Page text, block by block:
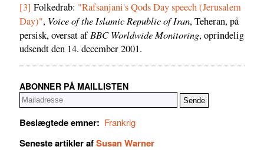
[3] Folkedrab: "Rafsanjani's Qods Day speech (Jerusalem
Day)", Voice of the Islamic Republic of Iran, Teheran, på
persisk, oversat afBBC Worldwide Monitoring, oprindelig
udsendt den 14. december 2001.
ABONNER PÅ MAILLISTEN
Beslægtede emner: Frankrig
Seneste artikler afSusan Warner